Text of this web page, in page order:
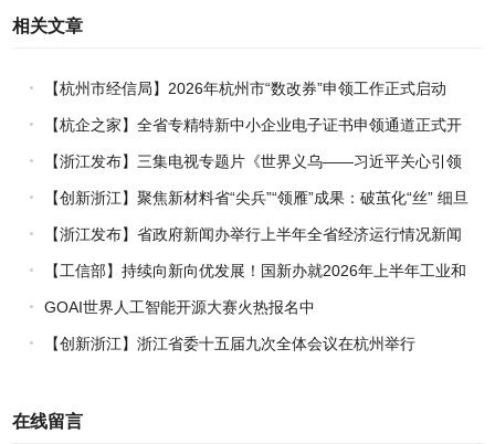
相关文章
【杭州市经信局】2026年杭州市“数改券”申领工作正式启动
【杭企之家】全省专精特新中小企业电子证书申领通道正式开
通
【浙江发布】三集电视专题片《世界义乌——习近平关心引领
义乌发展》热播上线
【创新浙江】聚焦新材料省“尖兵”“领雁”成果：破茧化“丝” 细旦
PPS纤维的国产突围战
【浙江发布】省政府新闻办举行上半年全省经济运行情况新闻
发布会【工信部】持续向新向优发展！国新办就2026年上半年工业和
信息化发展情况举行新闻发布会
GOAI世界人工智能开源大赛火热报名中
【创新浙江】浙江省委十五届九次全体会议在杭州举行
在线留言